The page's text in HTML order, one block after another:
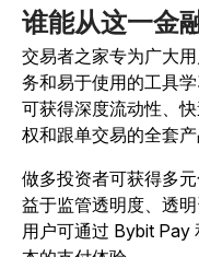
谁能从这一金
交易者之家专为广大
务和易于使用的工具
可获得深度流动性、
权和跟单交易的全套产
做多投资者可获得多
益于监管透明度、透
用户可通过 Bybit Pay